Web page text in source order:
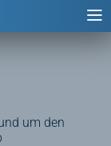
um den